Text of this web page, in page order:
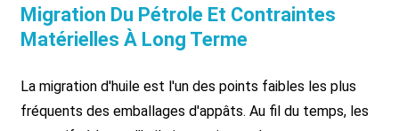
Migration Du Pétrole Et Contraintes
Matérielles À Long Terme
La migration d'huile est l'un des points faibles les plus
fréquents des emballages d'appâts. Au fil du temps, les